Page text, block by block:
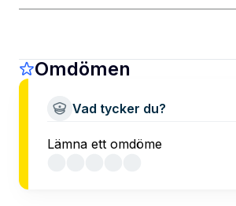
Omdömen
Vad tycker du?
Lämna ett omdöme